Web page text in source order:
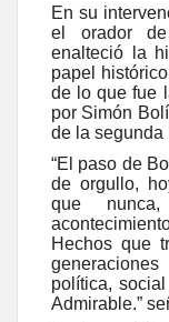
En su
el orador
enalteció la
papel
de lo que fue
por Simón
de la segunda
“El paso de
de orgullo,
que
Hechos que
política,
Admirable.”